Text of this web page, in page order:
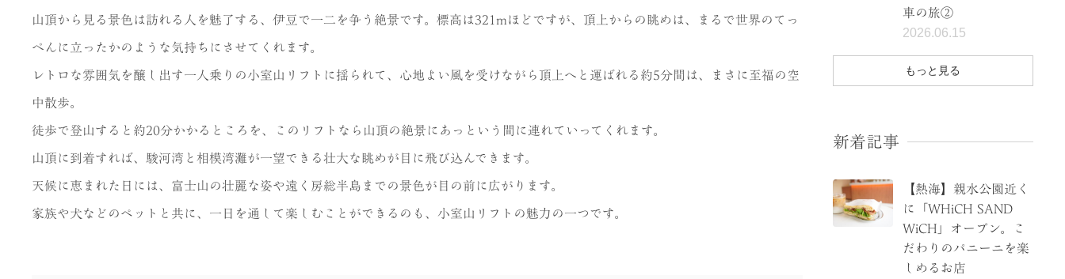
山頂から見る景色は訪れる人を魅了する、伊豆で一二を争う絶景です。標高は321mほどですが、頂上からの眺めは、まるで世界のてっ
ぺんに立ったかのような気持ちにさせてくれます。
レトロな雰囲気を醸し出す一人乗りの小室山リフトに揺られて、心地よい風を受けながら頂上へと運ばれる約5分間は、まさに至福の空
中散歩。
徒歩で登山すると約20分かかるところを、このリフトなら山頂の絶景にあっという間に連れていってくれます。
山頂に到着すれば、駿河湾と相模湾灘が一望できる壮大な眺めが目に飛び込んできます。
天候に恵まれた日には、富士山の壮麗な姿や遠く房総半島までの景色が目の前に広がります。
家族や犬などのペットと共に、一日を通して楽しむことができるのも、小室山リフトの魅力の一つです。
車の旅②
2026.06.15
もっと見る
新着記事
【熱海】親水公園近く
に「WHiCH SAND
WiCH」オープン。こ
だわりのパニーニを楽
しめるお店